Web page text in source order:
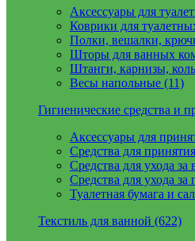
Аксессуары для
Коврики для
Полки, вешалки,
Шторы для ванных
Штанги, карнизы,
Весы напольные (11)
Гигиенические средства и
Аксессуары для
Средства для
Средства для ухода за
Средства для ухода за
Туалетная бумага и
Текстиль для ванной (622)